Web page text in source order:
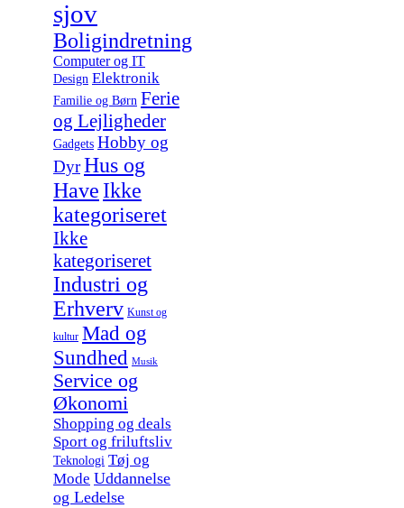
sjov
Boligindretning
Computer og IT
Design Elektronik
Familie og Børn Ferie
og Lejligheder
Gadgets Hobby og
DyrHus og
Have Ikke
kategoriseret
Ikke
kategoriseret
Industri og
Erhverv Kunst og
kultur Mad og
Sundhed Musik
Service og
Økonomi
Shopping og deals
Sport og friluftsliv
Teknologi Tøj og
Mode Uddannelse
og Ledelse